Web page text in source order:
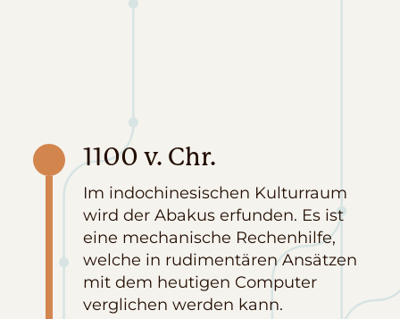
1100 v. Chr.
Im indochinesischen Kulturraum
wird der Abakus erfunden. Es ist
eine mechanische Rechenhilfe,
welche in rudimentären Ansätzen
mit dem heutigen Computer
verglichen werden kann.